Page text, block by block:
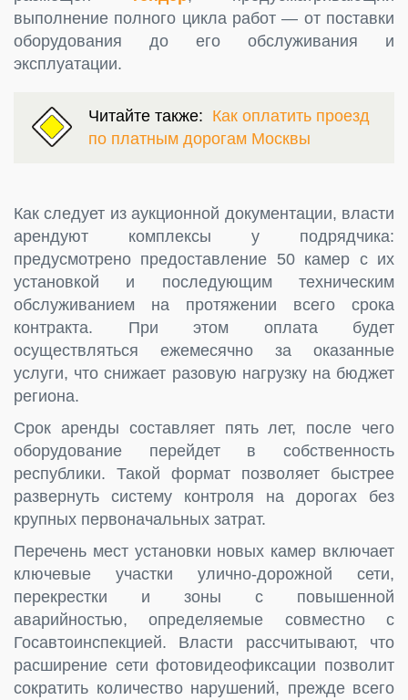
выполнение полного цикла работ — от поставки
оборудования до его обслуживания и
эксплуатации.
Читайте также: Как оплатить проезд
по платным дорогам Москвы
Как следует из аукционной документации, власти
арендуют комплексы у подрядчика:
предусмотрено предоставление 50 камер с их
установкой и последующим техническим
обслуживанием на протяжении всего срока
контракта. При этом оплата будет
осуществляться ежемесячно за оказанные
услуги, что снижает разовую нагрузку на бюджет
региона.
Срок аренды составляет пять лет, после чего
оборудование перейдет в собственность
республики. Такой формат позволяет быстрее
развернуть систему контроля на дорогах без
крупных первоначальных затрат.
Перечень мест установки новых камер включает
ключевые участки улично-дорожной сети,
перекрестки и зоны с повышенной
аварийностью, определяемые совместно с
Госавтоинспекцией. Власти рассчитывают, что
расширение сети фотовидеофиксации позволит
сократить количество нарушений, прежде всего